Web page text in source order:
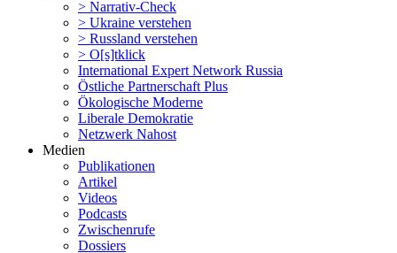
> Narrativ-Check
> Ukraine verstehen
> Russland verstehen
> O[s]tklick
Inter­na­tional Expert Network Russia
Östliche Partner­schaft Plus
Ökolo­gische Moderne
Liberale Demokratie
Netzwerk Nahost
Medien
Publi­ka­tionen
Artikel
Videos
Podcasts
Zwischenrufe
Dossiers